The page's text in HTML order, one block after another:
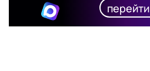
перейти